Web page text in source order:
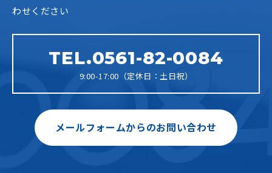
わせください
TEL.0561-82-0084
9:00-17:00（定休日：土日祝）
メールフォームからのお問い合わせ